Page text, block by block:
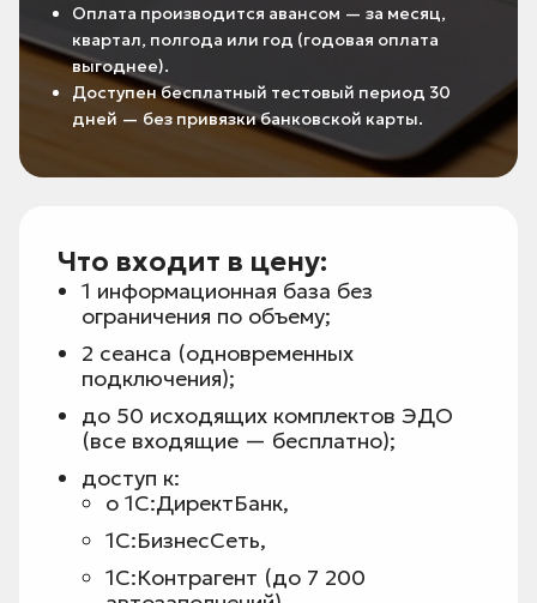
Оплата производится авансом — за месяц,
квартал, полгода или год (годовая оплата
выгоднее).
Доступен бесплатный тестовый период 30
дней — без привязки банковской карты.
Что входит в цену:
1 информационная база без
ограничения по объему;
2 сеанса (одновременных
подключения);
до 50 исходящих комплектов ЭДО
(все входящие — бесплатно);
доступ к:
o 1С:ДиректБанк,
1С:БизнесСеть,
1С:Контрагент (до 7 200